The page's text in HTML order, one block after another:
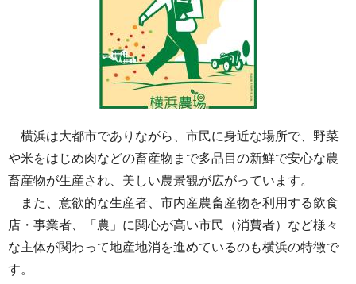
横浜は大都市でありながら、市民に身近な場所で、野菜
や米をはじめ肉などの畜産物まで多品目の新鮮で安心な農
畜産物が生産され、美しい農景観が広がっています。
また、意欲的な生産者、市内産農畜産物を利用する飲食
店・事業者、「農」に関心が高い市民（消費者）など様々
な主体が関わって地産地消を進めているのも横浜の特徴で
す。